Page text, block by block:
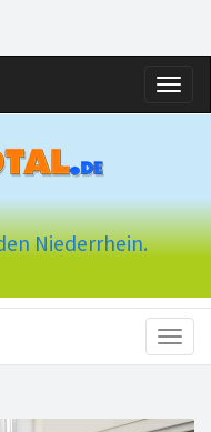
Niederrhein.